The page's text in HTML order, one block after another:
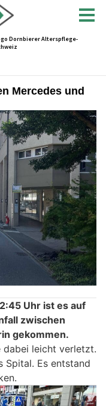
Mercedes und
Uhr ist es auf
zwischen
gekommen.
dabei leicht verletzt.
Spital. Es entstand